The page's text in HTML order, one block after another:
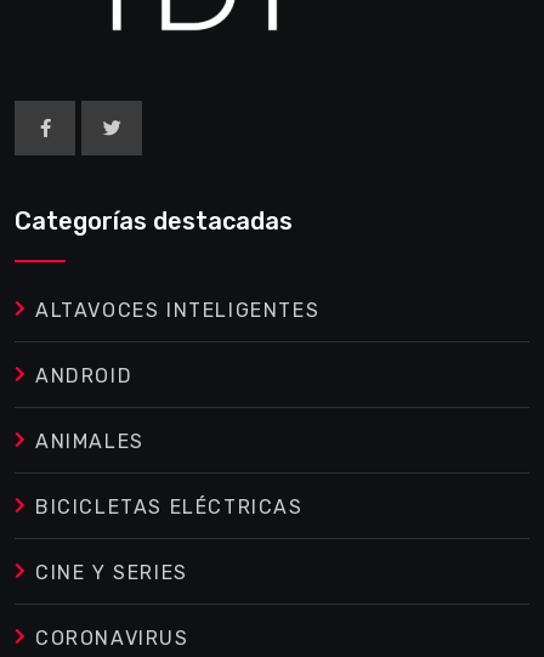
Categorías destacadas
ALTAVOCES INTELIGENTES
ANDROID
ANIMALES
BICICLETAS ELÉCTRICAS
CINE Y SERIES
CORONAVIRUS